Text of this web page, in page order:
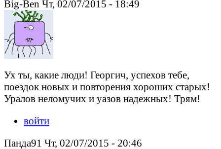
Big-Ben Чт, 02/07/2015 - 18:49
Ух ты, какие люди! Георгич, успехов тебе,
поездок новых и повторения хороших старых!
Уралов неломучих и уазов надежных! Трям!
войти
Панда91 Чт, 02/07/2015 - 20:46